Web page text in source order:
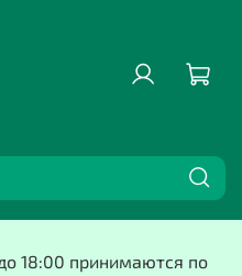
18:00 принимаются по